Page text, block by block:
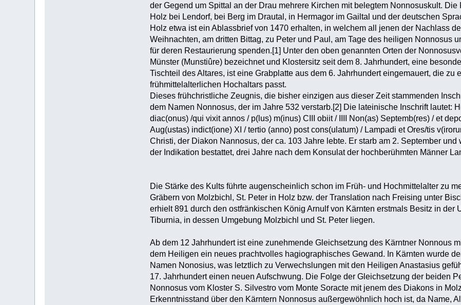
der Gegend um Spittal an der Drau mehrere Kirchen mit belegtem Nonnosuskult.
Holz bei Lendorf, bei Berg im Drautal, in Hermagor im Gailtal und der deutschen
Holz etwa ist ein Ablassbrief von 1470 erhalten, in welchem all jenen der Nachlass
Weihnachten, am dritten Bittag, zu Peter und Paul, am Tage des heiligen Nonnosus
für deren Restaurierung spenden.[1] Unter den oben genannten Orten der
Münster (Munstiûre) bezeichnet und Klostersitz seit dem 8. Jahrhundert, eine
Tischteil des Altares, ist eine Grabplatte aus dem 6. Jahrhundert eingemauert, die zu
frühmittelalterlichen Hochaltars passt.
Dieses frühchristliche Zeugnis, die bisher einzigen aus dieser Zeit stammenden
dem Namen Nonnosus, der im Jahre 532 verstarb.[2] Die lateinische Inschrift lautet:
diac(onus) /qui vixit annos / p(lus) m(inus) CIII obiit / IIII Non(as) Septemb(res) / et
Aug(ustas) indict(ione) XI / tertio (anno) post cons(ulatum) / Lampadi et Ores/tis
Christi, der Diakon Nannosus, der ca. 103 Jahre lebte. Er starb am 2. September
der Indikation bestattet, drei Jahre nach dem Konsulat der hochberühmten Männer
Die Stärke des Kults führte augenscheinlich schon im Früh- und Hochmittelalter zu
Gräbern von Molzbichl, St. Peter in Holz bzw. der Translation nach Freising unter
erhielt 891 durch den ostfränkischen König Arnulf von Kärnten erstmals Besitz in der
Tiburnia, in dessen Umgebung Molzbichl und St. Peter liegen.
Ab dem 12 Jahrhundert ist eine zunehmende Gleichsetzung des Kärntner Nonnous
dem Heiligen ein neues prachtvolles hagiographisches Gewand. In Kärnten wurde
Namen Nonosius, was letztlich zu Verwechslungen mit den Heiligen Anastasius
17. Jahrhundert einen neuen Aufschwung. Die Folge der Gleichsetzung der beiden
Nonnosus vom Kloster S. Silvestro vom Monte Soracte mit jenem des Diakons in
Erkenntnisstand über den Kärntern Nonnosus außergewöhnlich hoch ist, da Name,